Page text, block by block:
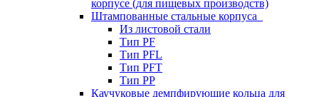
корпусе (для пищевых производств)
Штампованные стальные корпуса
Из листовой стали
Тип PF
Тип PFL
Тип PFT
Тип PP
Каучуковые демпфирующие кольца для